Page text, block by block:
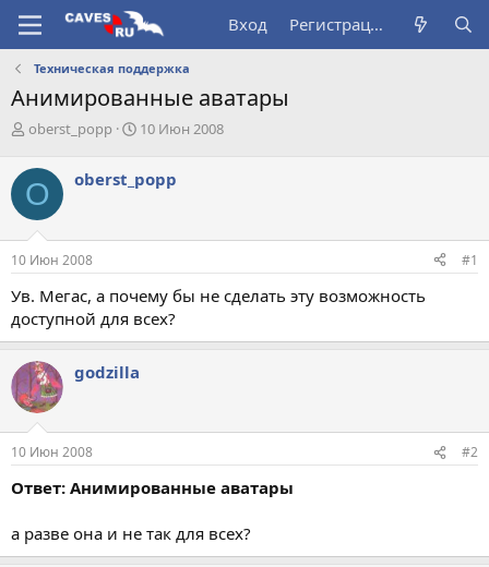
Вход Регистрация
Техническая поддержка
Анимированные аватары
А
т
о
р
т
е
м
oberst_popp
Д
а
ч
а
10 Июн 2008
O oberst_popp
10 Июн 2008 #1
Ув. Мегас, а почему бы не сделать эту возможность
доступной для всех?
godzilla
10 Июн 2008 #2
Ответ: Анимированные аватары
а разве она и не так для всех?